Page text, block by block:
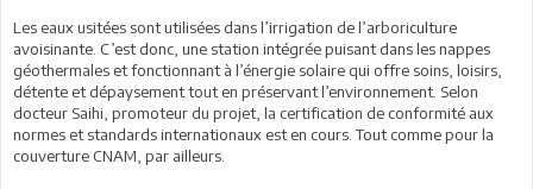
Les eaux usitées sont utilisées dans l’irrigation de l’arboriculture
avoisinante. C’est donc, une station intégrée puisant dans les nappes
géothermales et fonctionnant à l’énergie solaire qui offre soins, loisirs,
détente et dépaysement tout en préservant l’environnement. Selon
docteur Saihi, promoteur du projet, la certification de conformité aux
normes et standards internationaux est en cours. Tout comme pour la
couverture CNAM, par ailleurs.